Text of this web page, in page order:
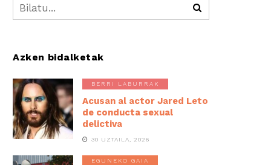
Azken bidalketak
BERRI LABURRAK
Acusan al actor Jared Leto
de conducta sexual
delictiva
30 UZTAILA, 2026
EGUNEKO GAIA